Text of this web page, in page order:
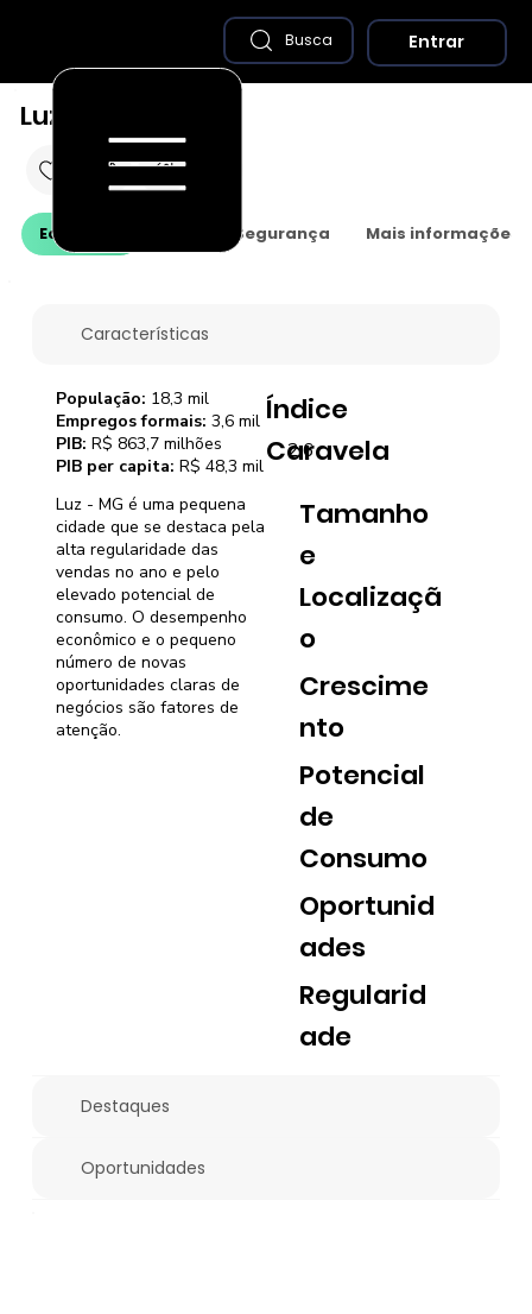
Características
Luz - MG é uma pequena
cidade que se destaca pela
alta regularidade das
vendas no ano e pelo
elevado potencial de
consumo. O desempenho
econômico e o pequeno
número de novas
oportunidades claras de
negócios são fatores de
atenção.
Índice
Caravela
2,6
Tamanho
e
Localizaçã
o
Crescime
nto
Potencial
de
Consumo
Oportunid
ades
Regularid
ade
População: 18,3 mil
Empregos formais: 3,6 mil
PIB: R$ 863,7 milhões
PIB per capita: R$ 48,3 mil
Destaques
Oportunidades
Economia Saúde e Segurança Mais informações
Luz - MG
Busca Entrar